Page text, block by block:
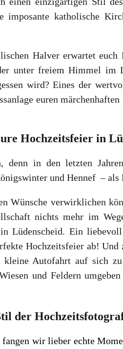
imposante katholische
Halver erwartet
unter freiem Himmel im
wird? Eines der
euren
Hochzeitsfeier in
denn in den letzten
und Hennef – als
Wünsche verwirklichen
nichts mehr im
Lüdenscheid. Ein
Hochzeitsfeier ab!
Autofahrt auf sich zu
und Feldern
der
fangen wir lieber echte